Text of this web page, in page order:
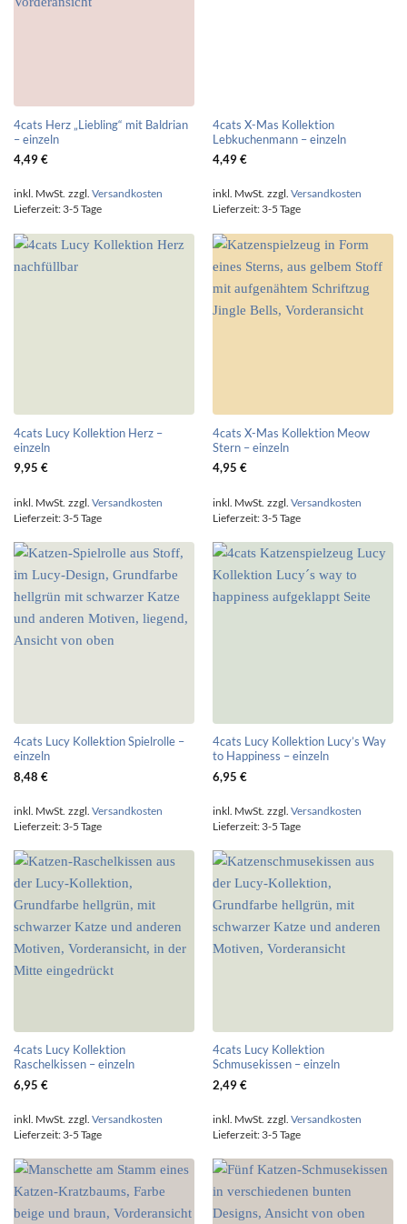
4cats Herz „Liebling“ mit Baldrian
– einzeln
4,49€
inkl. MwSt. zzgl. Versandkosten
Lieferzeit: 3-5 Tage
4cats X-Mas Kollektion
Lebkuchenmann – einzeln
4,49€
inkl. MwSt. zzgl. Versandkosten
Lieferzeit: 3-5 Tage
4cats Lucy Kollektion Herz –
einzeln
9,95 €
inkl. MwSt. zzgl. Versandkosten
Lieferzeit: 3-5 Tage
4cats X-Mas Kollektion Meow
Stern – einzeln
4,95 €
inkl. MwSt. zzgl. Versandkosten
Lieferzeit: 3-5 Tage
4cats Lucy Kollektion Spielrolle –
einzeln
8,48 €
inkl. MwSt. zzgl. Versandkosten
Lieferzeit: 3-5 Tage
4cats Lucy Kollektion Lucy’s Way
to Happiness – einzeln
6,95 €
inkl. MwSt. zzgl. Versandkosten
Lieferzeit: 3-5 Tage
4cats Lucy Kollektion
Raschelkissen – einzeln
6,95 €
inkl. MwSt. zzgl. Versandkosten
Lieferzeit: 3-5 Tage
4cats Lucy Kollektion
Schmusekissen – einzeln
2,49€
inkl. MwSt. zzgl. Versandkosten
Lieferzeit: 3-5 Tage